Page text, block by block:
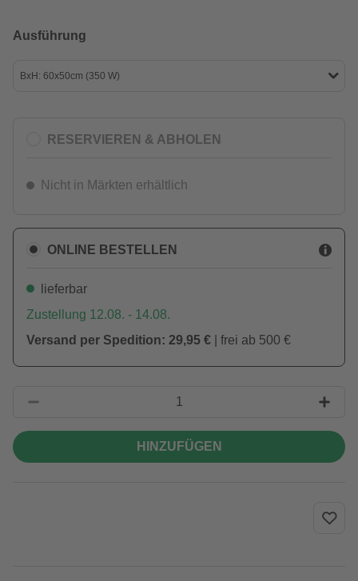
Ausführung
BxH: 60x50cm (350 W)
RESERVIEREN & ABHOLEN
Nicht in Märkten erhältlich
ONLINE BESTELLEN
lieferbar
Zustellung 12.08. - 14.08.
Versand per Spedition: 29,95 € | frei ab 500 €
HINZUFÜGEN